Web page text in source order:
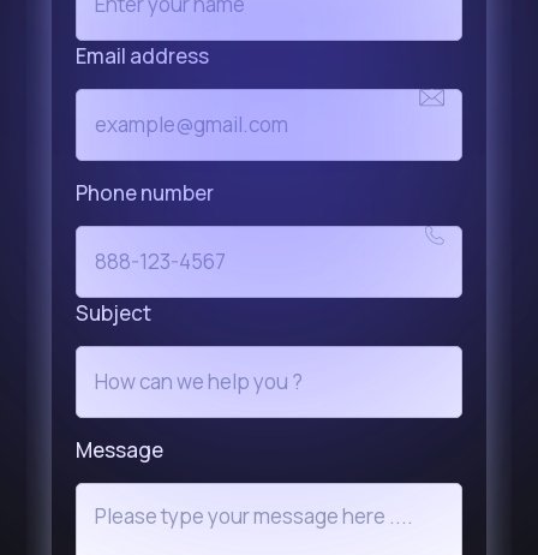
Email address
Phone number
Subject
Message